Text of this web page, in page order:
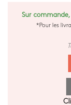
Sur
*Pour les